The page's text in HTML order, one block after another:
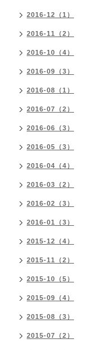
2016-12（1）
2016-11（2）
2016-10（4）
2016-09（3）
2016-08（1）
2016-07（2）
2016-06（3）
2016-05（3）
2016-04（4）
2016-03（2）
2016-02（3）
2016-01（3）
2015-12（4）
2015-11（2）
2015-10（5）
2015-09（4）
2015-08（3）
2015-07（2）